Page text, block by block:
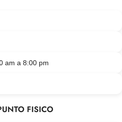
am a 8:00 pm
FISICO